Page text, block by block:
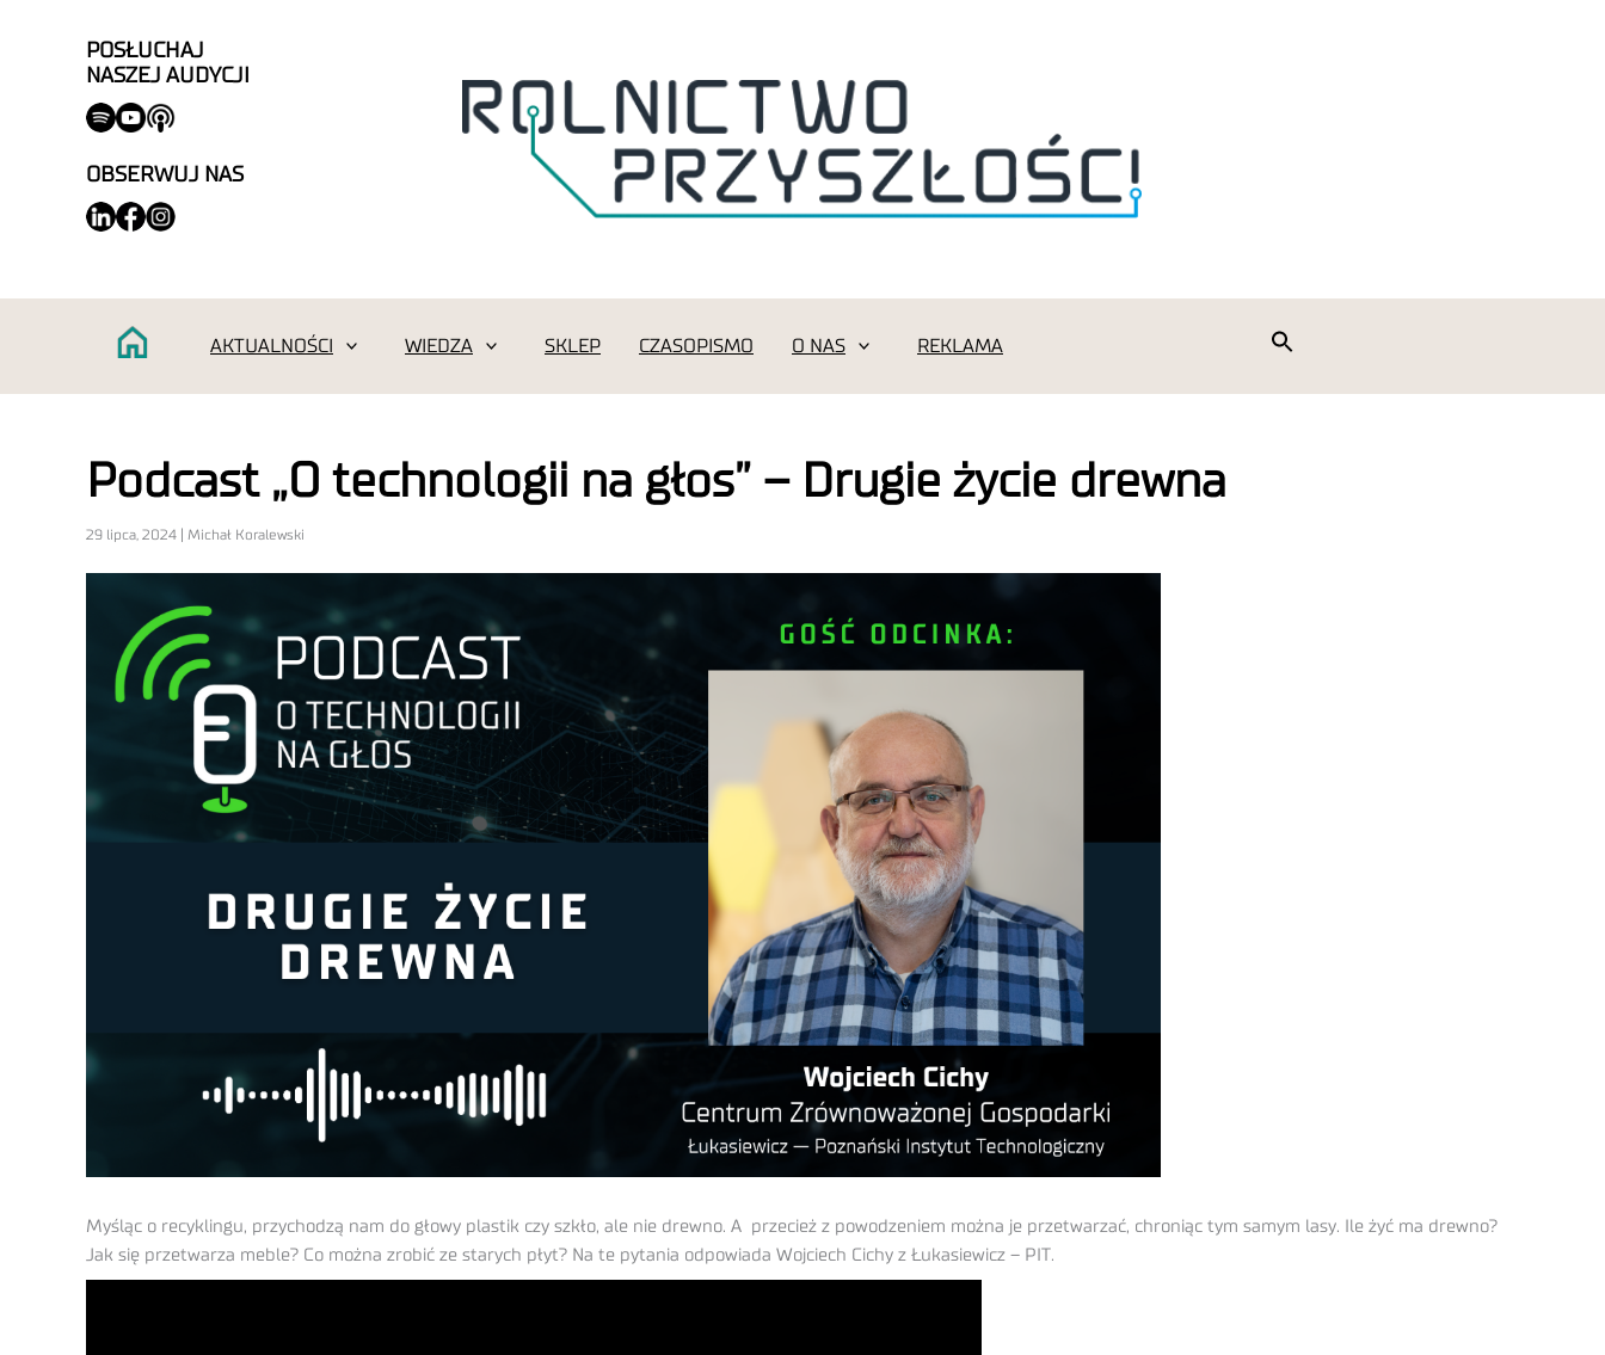
POSŁUCHAJ
NASZEJ AUDYCJI
OBSERWUJ NAS
AKTUALNOŚCI WIEDZA SKLEP CZASOPISMO O NAS REKLAMA
Podcast „O technologii na głos” – Drugie życie drewna
29 lipca, 2024 | Michał Koralewski
Myśląc o recyklingu, przychodzą nam do głowy plastik czy szkło, ale nie drewno. A przecież z powodzeniem można je przetwarzać, chroniąc tym samym lasy. Ile żyć ma drewno?
Jak się przetwarza meble? Co można zrobić ze starych płyt? Na te pytania odpowiada Wojciech Cichy z Łukasiewicz – PIT.